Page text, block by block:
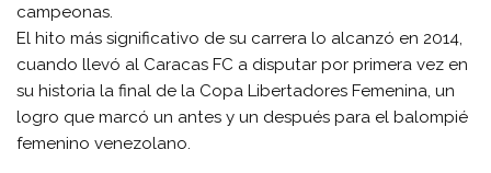
campeonas.
El hito más significativo de su carrera lo alcanzó en 2014,
cuando llevó al Caracas FC a disputar por primera vez en
su historia la final de la Copa Libertadores Femenina, un
logro que marcó un antes y un después para el balompié
femenino venezolano.